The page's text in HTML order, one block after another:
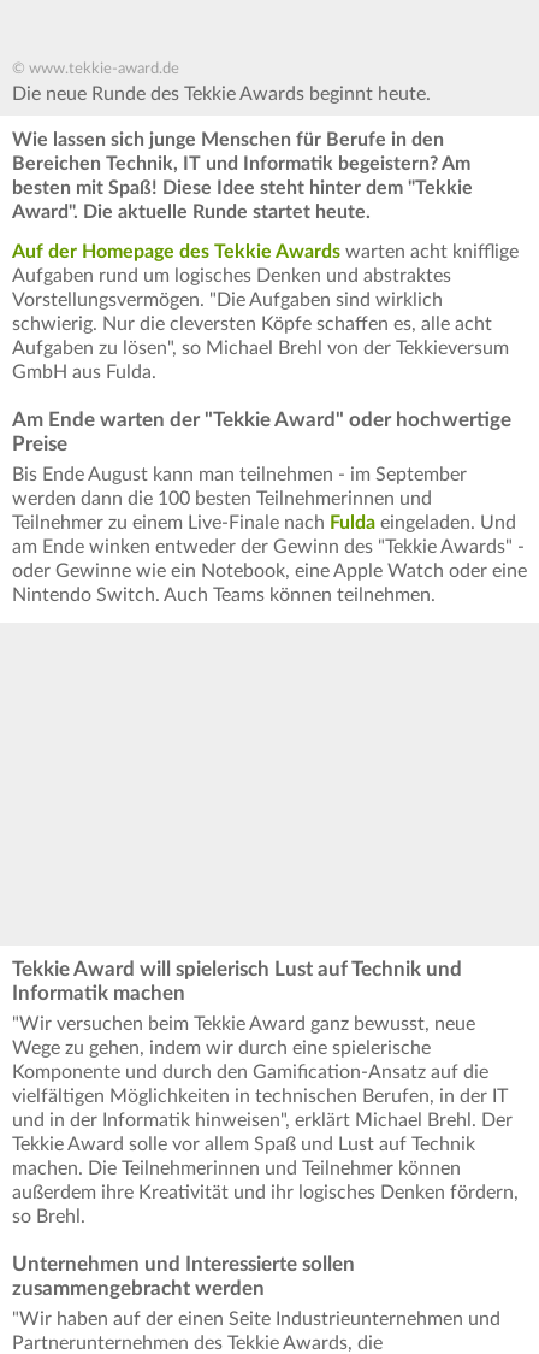
© www.tekkie-award.de
Die neue Runde des Tekkie Awards beginnt heute.
Wie lassen sich junge Menschen für Berufe in den
Bereichen Technik, IT und Informatik begeistern? Am
besten mit Spaß! Diese Idee steht hinter dem "Tekkie
Award". Die aktuelle Runde startet heute.
Auf der Homepage des Tekkie Awards warten acht knifflige
Aufgaben rund um logisches Denken und abstraktes
Vorstellungsvermögen. "Die Aufgaben sind wirklich
schwierig. Nur die cleversten Köpfe schaffen es, alle acht
Aufgaben zu lösen", so Michael Brehl von der Tekkieversum
GmbH aus Fulda.
Am Ende warten der "Tekkie Award" oder hochwertige
Preise
Bis Ende August kann man teilnehmen - im September
werden dann die 100 besten Teilnehmerinnen und
Teilnehmer zu einem Live-Finale nach Fulda eingeladen. Und
am Ende winken entweder der Gewinn des "Tekkie Awards" -
oder Gewinne wie ein Notebook, eine Apple Watch oder eine
Nintendo Switch. Auch Teams können teilnehmen.
Tekkie Award will spielerisch Lust auf Technik und
Informatik machen
"Wir versuchen beim Tekkie Award ganz bewusst, neue
Wege zu gehen, indem wir durch eine spielerische
Komponente und durch den Gamification-Ansatz auf die
vielfältigen Möglichkeiten in technischen Berufen, in der IT
und in der Informatik hinweisen", erklärt Michael Brehl. Der
Tekkie Award solle vor allem Spaß und Lust auf Technik
machen. Die Teilnehmerinnen und Teilnehmer können
außerdem ihre Kreativität und ihr logisches Denken fördern,
so Brehl.
Unternehmen und Interessierte sollen
zusammengebracht werden
"Wir haben auf der einen Seite Industrieunternehmen und
Partnerunternehmen des Tekkie Awards, die